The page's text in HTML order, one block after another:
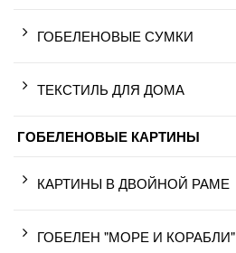
ГОБЕЛЕНОВЫЕ СУМКИ
ТЕКСТИЛЬ ДЛЯ ДОМА
ГОБЕЛЕНОВЫЕ КАРТИНЫ
КАРТИНЫ В ДВОЙНОЙ РАМЕ
ГОБЕЛЕН "МОРЕ И КОРАБЛИ"